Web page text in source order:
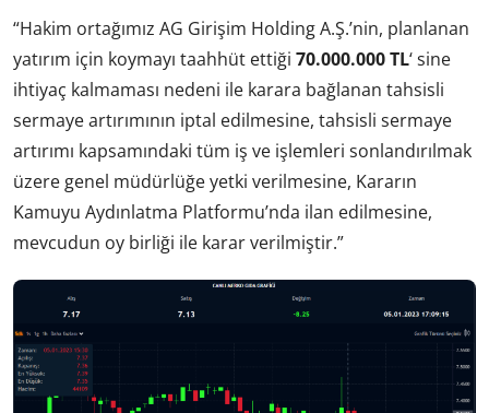
“Hakim ortağımız AG Girişim Holding A.Ş.’nin, planlanan
yatırım için koymayı taahhüt ettiği 70.000.000 TL‘ sine
ihtiyaç kalmaması nedeni ile karara bağlanan tahsisli
sermaye artırımının iptal edilmesine, tahsisli sermaye
artırımı kapsamındaki tüm iş ve işlemleri sonlandırılmak
üzere genel müdürlüğe yetki verilmesine, Kararın
Kamuyu Aydınlatma Platformu’nda ilan edilmesine,
mevcudun oy birliği ile karar verilmiştir.”